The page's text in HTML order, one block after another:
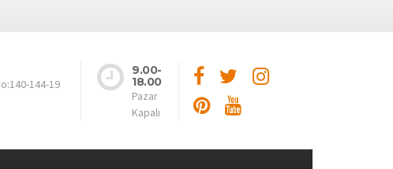
144-19
9.00-
18.00
Pazar
Kapalı